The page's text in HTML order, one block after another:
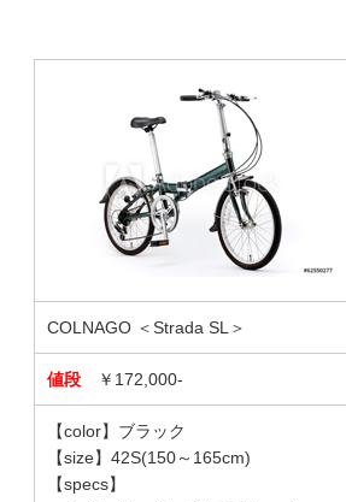
COLNAGO ＜Strada SL＞
値段 ￥172,000-
【color】ブラック
【size】42S(150～165cm)
【specs】